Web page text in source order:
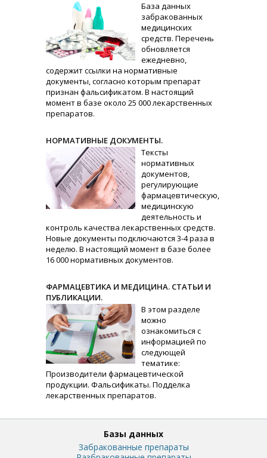
База данных
забракованных
медицинских
средств. Перечень
обновляется
ежедневно,
содержит ссылки на нормативные
документы, согласно которым препарат
признан фальсификатом. В настоящий
момент в базе около 25 000 лекарственных
препаратов.
НОРМАТИВНЫЕ ДОКУМЕНТЫ.
Тексты
нормативных
документов,
регулирующие
фармацевтическую,
медицинскую
деятельность и
контроль качества лекарственных средств.
Новые документы подключаются 3-4 раза в
неделю. В настоящий момент в базе более
16 000 нормативных документов.
ФАРМАЦЕВТИКА И МЕДИЦИНА. СТАТЬИ И
ПУБЛИКАЦИИ.
В этом разделе
можно
ознакомиться с
информацией по
следующей
тематике:
Производители фармацевтической
продукции. Фальсификаты. Подделка
лекарственных препаратов.
Базы данных
Забракованные препараты